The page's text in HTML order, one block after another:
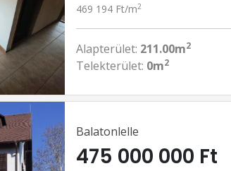
469 194 Ft/m2
Alapterület: 211.00m2
Telekterület: 0m2
Balatonlelle
475 000 000 Ft